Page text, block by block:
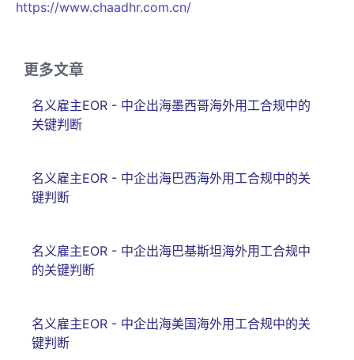
https://www.chaadhr.com.cn/
更多文章
名义雇主EOR - 中企出海墨西哥海外用工合规中的
关键判断
名义雇主EOR - 中企出海巴西海外用工合规中的关
键判断
名义雇主EOR - 中企出海巴基斯坦海外用工合规中
的关键判断
名义雇主EOR - 中企出海美国海外用工合规中的关
键判断